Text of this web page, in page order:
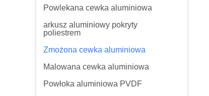
Powlekana cewka aluminiowa
arkusz aluminiowy pokryty
poliestrem
Zmożona cewka aluminiowa
Malowana cewka aluminiowa
Powłoka aluminiowa PVDF